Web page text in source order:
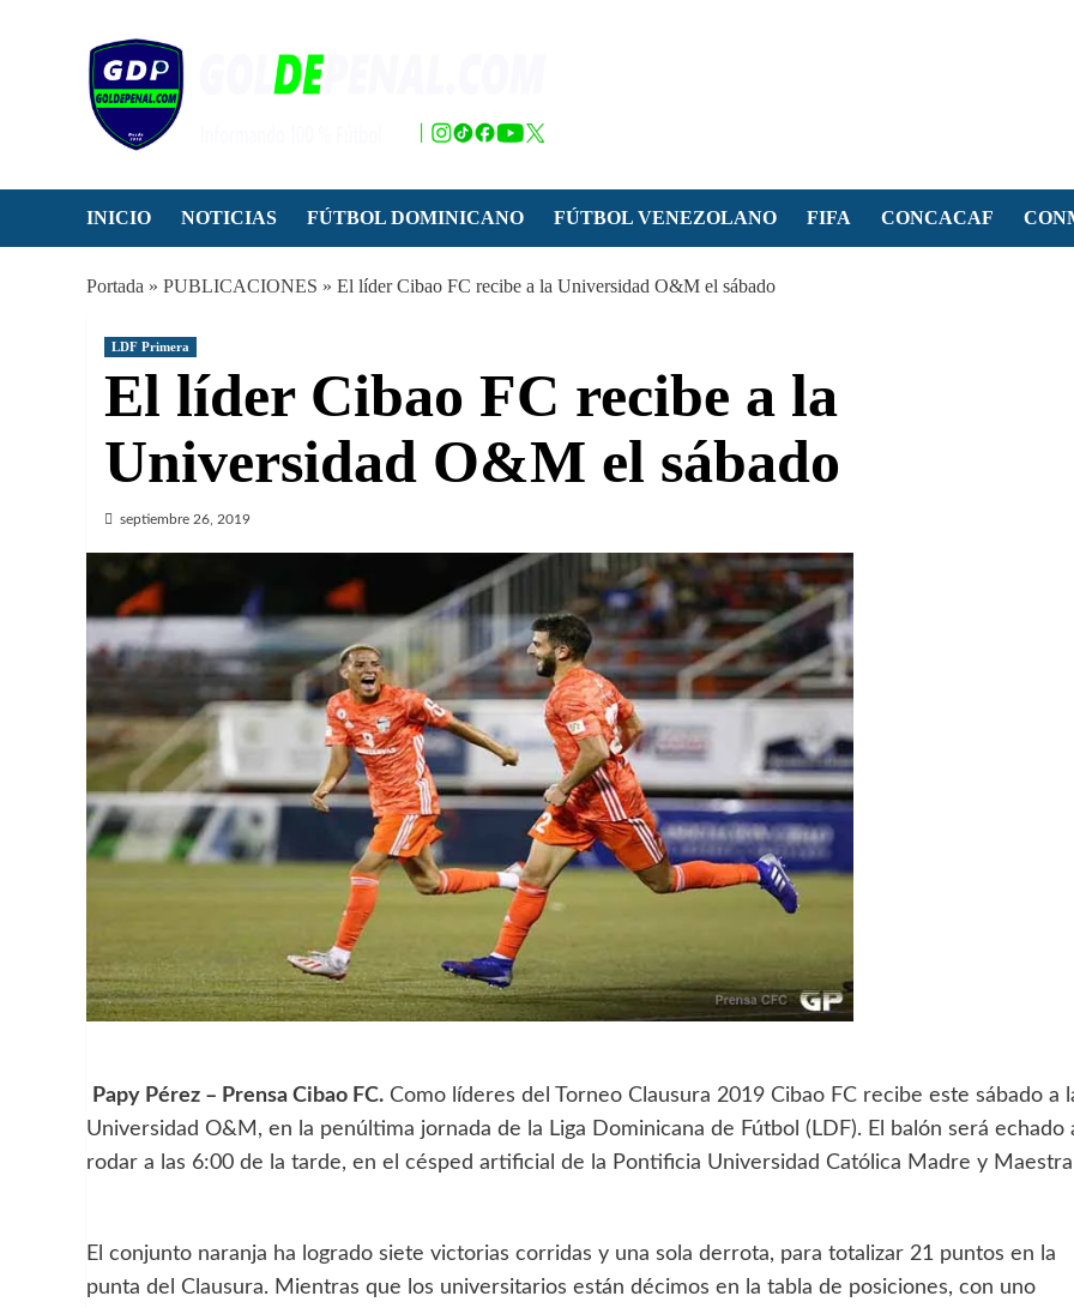
INICIO NOTICIAS FÚTBOL DOMINICANO FÚTBOL VENEZOLANO FIFA CONCACAF
Portada » PUBLICACIONES » El líder Cibao FC recibe a la Universidad O&M el sábado
LDF Primera
El líder Cibao FC recibe a la
Universidad O&M el sábado
septiembre 26, 2019
Papy Pérez – Prensa Cibao FC. Como líderes del Torneo Clausura 2019 Cibao FC recibe este sábado a
Universidad O&M, en la penúltima jornada de la Liga Dominicana de Fútbol (LDF). El balón será echado
rodar a las 6:00 de la tarde, en el césped artificial de la Pontificia Universidad Católica Madre y
El conjunto naranja ha logrado siete victorias corridas y una sola derrota, para totalizar 21 puntos en la
punta del Clausura. Mientras que los universitarios están décimos en la tabla de posiciones, con uno